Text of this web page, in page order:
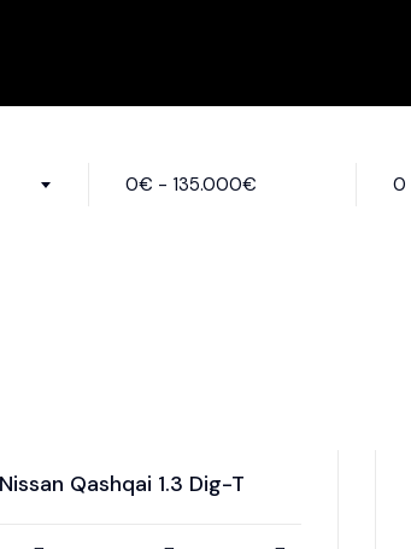
0€ - 135.000€ 0
Nissan Qashqai 1.3 Dig-T